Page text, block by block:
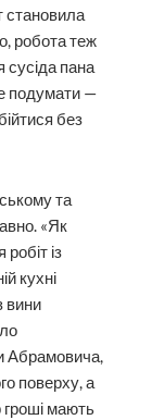
становила
робота теж
сусіда пана
подумати —
без
та
«Як
із
кухні
вини
Абрамовича,
поверху, а
гроші мають